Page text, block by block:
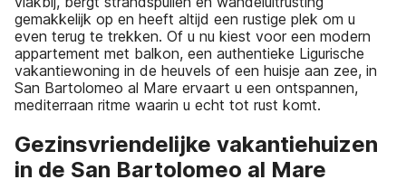
gemakkelijk op en heeft altijd een rustige plek om u
even terug te trekken. Of u nu kiest voor een modern
appartement met balkon, een authentieke Ligurische
vakantiewoning in de heuvels of een huisje aan zee, in
San Bartolomeo al Mare ervaart u een ontspannen,
mediterraan ritme waarin u echt tot rust komt.
Gezinsvriendelijke vakantiehuizen
in de San Bartolomeo al Mare